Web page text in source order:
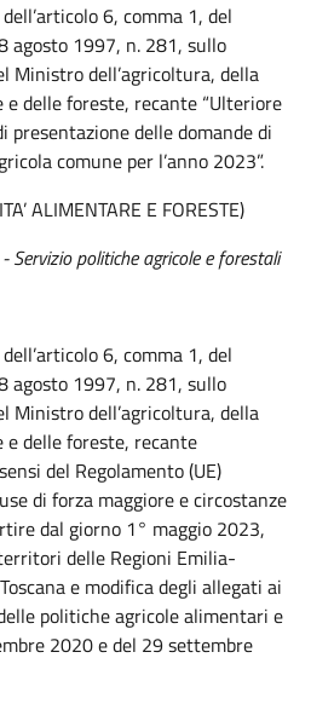
6, comma 1, del
agosto 1997, n. 281, sullo
Ministro dell’agricoltura, della
delle foreste, recante “Ulteriore
presentazione delle domande di
comune per l’anno 2023”.
ALIMENTARE E FORESTE)
politiche agricole e forestali
6, comma 1, del
agosto 1997, n. 281, sullo
Ministro dell’agricoltura, della
delle foreste, recante
del Regolamento (UE)
di forza maggiore e circostanze
dal giorno 1° maggio 2023,
delle Regioni Emilia-
e modifica degli allegati ai
politiche agricole alimentari e
2020 e del 29 settembre